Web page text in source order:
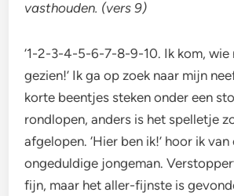
vasthouden. (vers 9)
‘1-2-3-4-5-6-7-8-9-10. Ik kom, wie
gezien!’ Ik ga op zoek naar mijn
korte beentjes steken onder een
rondlopen, anders is het spelletje
afgelopen. ‘Hier ben ik!’ hoor ik van
ongeduldige jongeman.
fijn, maar het aller-fijnste is